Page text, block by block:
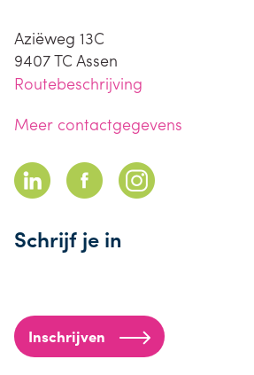
Aziëweg 13C
9407 TC Assen
Routebeschrijving
Meer contactgegevens
Schrijf je in
Inschrijven